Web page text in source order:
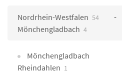
Nordrhein-Westfalen 54
Mönchengladbach 4
Mönchengladbach
Rheindahlen 1